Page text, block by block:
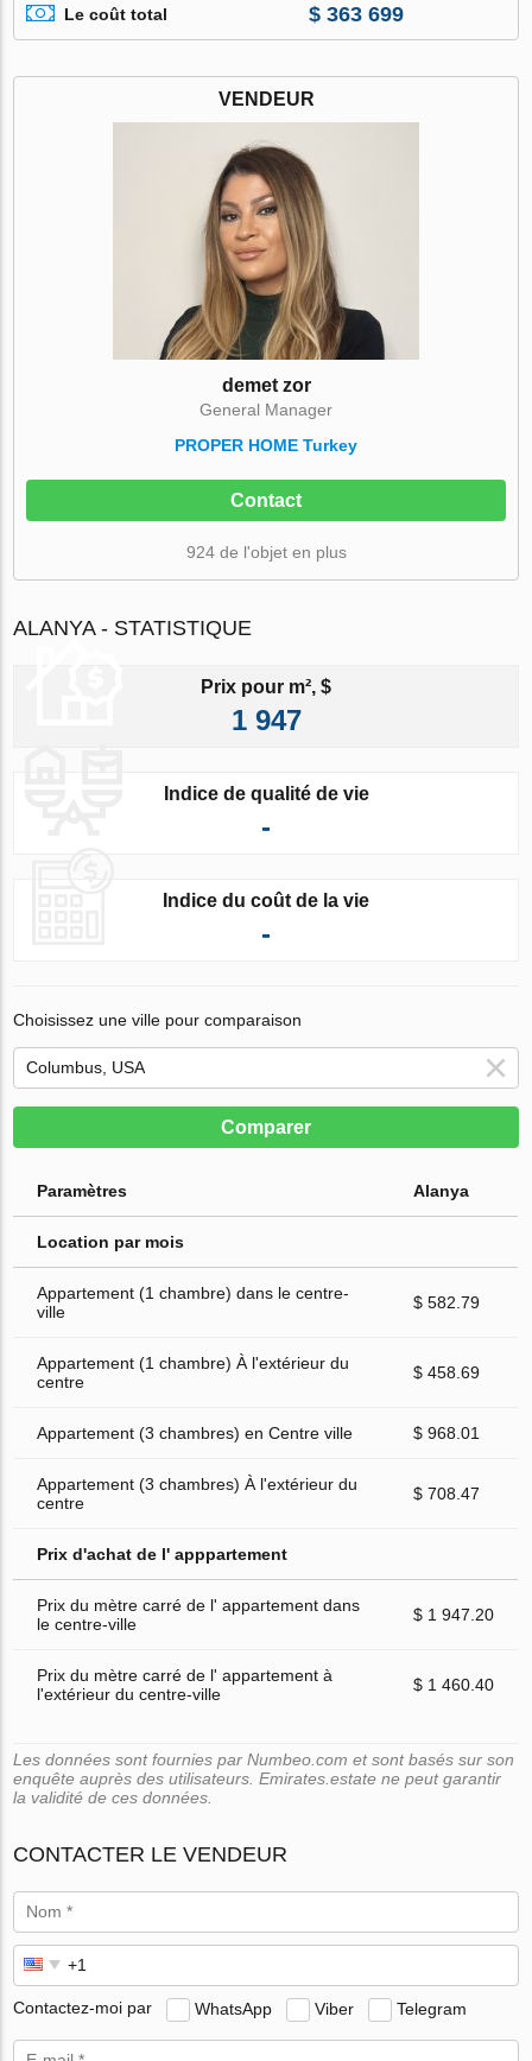
Le coût total $ 363 699
VENDEUR
demet zor
General Manager
PROPER HOME Turkey
Contact
924 de l'objet en plus
ALANYA - STATISTIQUE
Prix pour m², $
1 947
Indice de qualité de vie
-
Indice du coût de la vie
-
Choisissez une ville pour comparaison
Comparer
Paramètres Alanya
Location par mois
Appartement (1 chambre) dans le centre-
ville
$ 582.79
Appartement (1 chambre) À l'extérieur du
centre
$ 458.69
Appartement (3 chambres) en Centre ville $ 968.01
Appartement (3 chambres) À l'extérieur du
centre
$ 708.47
Prix d'achat de l' apppartement
Prix du mètre carré de l' appartement dans
le centre-ville
$ 1 947.20
Prix du mètre carré de l' appartement à
l'extérieur du centre-ville
$ 1 460.40
Les données sont fournies par Numbeo.com et sont basés sur son
enquête auprès des utilisateurs. Emirates.estate ne peut garantir
la validité de ces données.
CONTACTER LE VENDEUR
Contactez-moi par WhatsApp Viber Telegram